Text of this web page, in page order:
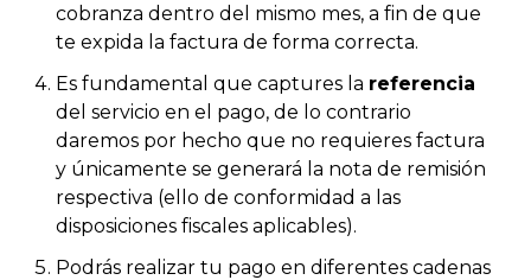
cobranza dentro del mismo mes, a fin de que
te expida la factura de forma correcta.
Es fundamental que captures la referencia
del servicio en el pago, de lo contrario
daremos por hecho que no requieres factura
y únicamente se generará la nota de remisión
respectiva (ello de conformidad a las
disposiciones fiscales aplicables).
Podrás realizar tu pago en diferentes cadenas